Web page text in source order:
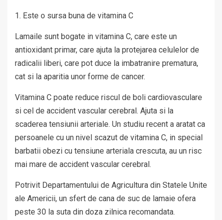
1. Este o sursa buna de vitamina C
Lamaile sunt bogate in vitamina C, care este un
antioxidant primar, care ajuta la protejarea celulelor de
radicalii liberi, care pot duce la imbatranire prematura,
cat si la aparitia unor forme de cancer.
Vitamina C poate reduce riscul de boli cardiovasculare
si cel de accident vascular cerebral. Ajuta si la
scaderea tensiunii arteriale. Un studiu recent a aratat ca
persoanele cu un nivel scazut de vitamina C, in special
barbatii obezi cu tensiune arteriala crescuta, au un risc
mai mare de accident vascular cerebral.
Potrivit Departamentului de Agricultura din Statele Unite
ale Americii, un sfert de cana de suc de lamaie ofera
peste 30 la suta din doza zilnica recomandata.